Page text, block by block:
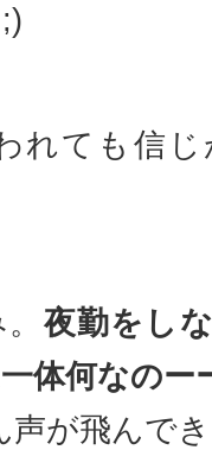
れても信
夜勤をし
体何なのー
声が飛んで